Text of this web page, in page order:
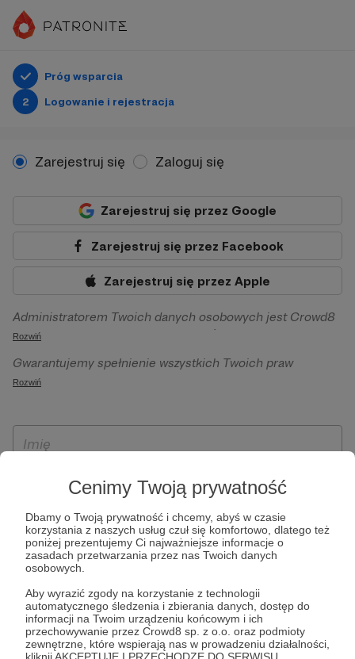
Cenimy Twoją prywatność
Dbamy o Twoją prywatność i chcemy, abyś w czasie
korzystania z naszych usług czuł się komfortowo, dlatego też
poniżej prezentujemy Ci najważniejsze informacje o
zasadach przetwarzania przez nas Twoich danych
osobowych.
Aby wyrazić zgody na korzystanie z technologii
automatycznego śledzenia i zbierania danych, dostęp do
informacji na Twoim urządzeniu końcowym i ich
przechowywanie przez Crowd8 sp. z o.o. oraz podmioty
zewnętrzne, które wspierają nas w prowadzeniu działalności,
kliknij AKCEPTUJĘ I PRZECHODZĘ DO SERWISU.
Próg wsparcia
2
Logowanie i rejestracja
Zarejestruj się Zaloguj się
Zarejestruj się przez Google
Zarejestruj się przez Facebook
Zarejestruj się przez Apple
Administratorem Twoich danych osobowych jest Crowd8
sp. z o.o. z siedziba w Warszawie, ul. Żwirki i Wigury 16, 02-
092 Warszawa. Twoje dane osobowe będą przetwarzane w
szczególności w celu wykonania umowy zawartej z Tobą, w
Patronite.pl, w tym możliwości dokonywania oraz
otrzymywania wsparcia na naszej platformie oraz
Rozwiń
Gwarantujemy spełnienie wszystkich Twoich praw
wynikających z ogólnego rozporządzenia o ochronie
ich przenoszenia, niepodlegania zautomatyzowanemu
wyrażenia sprzeciwu wobec przetwarzania Twoich danych
osobowych. Rejestracja dla osób niepełnoletnich możliwa
jest po przekazaniu podpisanego formularza "Zgodna na
założenie konta przez osobę niepełnoletnią", formularz
dostępny jest na stronie regulaminu Patronite.pl.
Rozwiń